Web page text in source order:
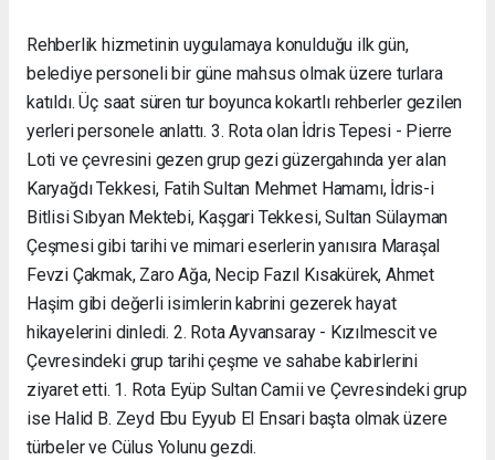
Rehberlik hizmetinin uygulamaya konulduğu ilk gün,
belediye personeli bir güne mahsus olmak üzere turlara
katıldı. Üç saat süren tur boyunca kokartlı rehberler gezilen
yerleri personele anlattı. 3. Rota olan İdris Tepesi - Pierre
Loti ve çevresini gezen grup gezi güzergahında yer alan
Karyağdı Tekkesi, Fatih Sultan Mehmet Hamamı, İdris-i
Bitlisi Sıbyan Mektebi, Kaşgari Tekkesi, Sultan Sülayman
Çeşmesi gibi tarihi ve mimari eserlerin yanısıra Maraşal
Fevzi Çakmak, Zaro Ağa, Necip Fazıl Kısakürek, Ahmet
Haşim gibi değerli isimlerin kabrini gezerek hayat
hikayelerini dinledi. 2. Rota Ayvansaray - Kızılmescit ve
Çevresindeki grup tarihi çeşme ve sahabe kabirlerini
ziyaret etti. 1. Rota Eyüp Sultan Camii ve Çevresindeki grup
ise Halid B. Zeyd Ebu Eyyub El Ensari başta olmak üzere
türbeler ve Cülus Yolunu gezdi.